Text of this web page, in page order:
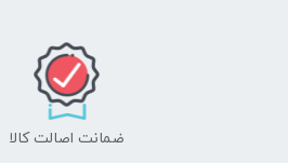
ضمانت اصالت کالا